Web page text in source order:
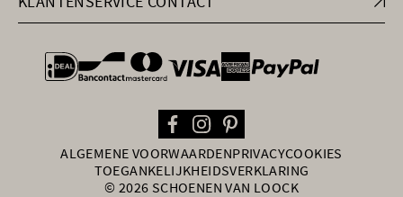
general.paymentOptions
ALGEMENE VOORWAARDENPRIVACYCOOKIES
TOEGANKELIJKHEIDSVERKLARING
© 2026 SCHOENEN VAN LOOCK